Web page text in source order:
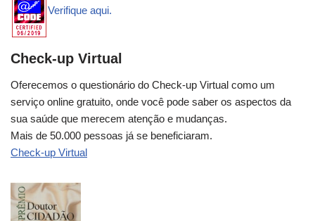
Verifique aqui.
Check-up Virtual
Oferecemos o questionário do Check-up Virtual como um
serviço online gratuito, onde você pode saber os aspectos da
sua saúde que merecem atenção e mudanças.
Mais de 50.000 pessoas já se beneficiaram.
Check-up Virtual